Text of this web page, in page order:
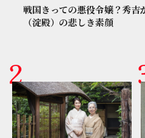
戦国きっての悪役令嬢？秀吉
（淀殿）の悲しき素顔